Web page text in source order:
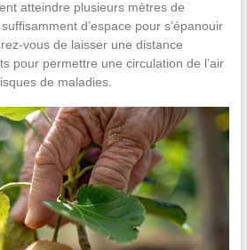
atteindre plusieurs mètres de
d’espace pour s’épanouir
vous de laisser une distance
pour permettre une circulation de l’air
de maladies.